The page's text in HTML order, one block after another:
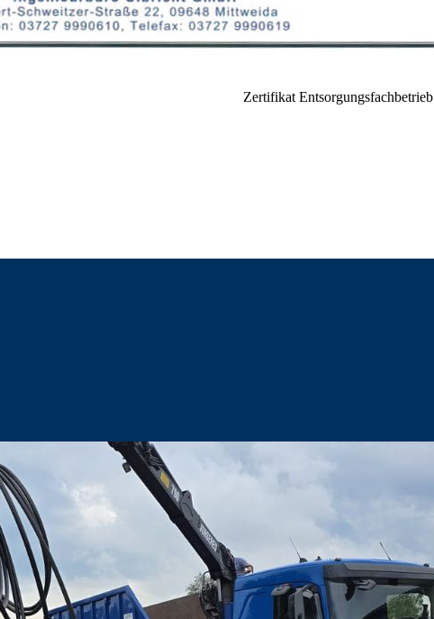
Zertifikat Entsorgungsfachbetrieb